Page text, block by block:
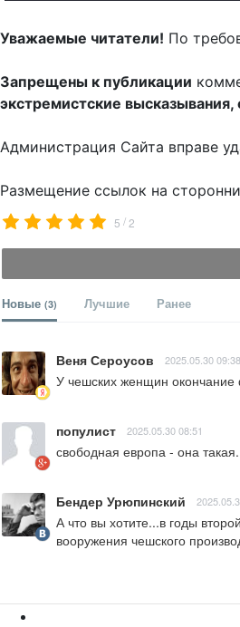
Уважаемые читатели! По
Запрещены к публикации
экстремистские
Администрация Сайта вправе
Размещение ссылок на
5 /2
Новые (3) Лучшие Ранее
Веня Сероусов 2025.05.30 09:38
У чешских женщин
популист 2025.05.30 08:51
свободная европа - она
Бендер Урюпинский
А что вы хотите...в годы
вооружения чешского